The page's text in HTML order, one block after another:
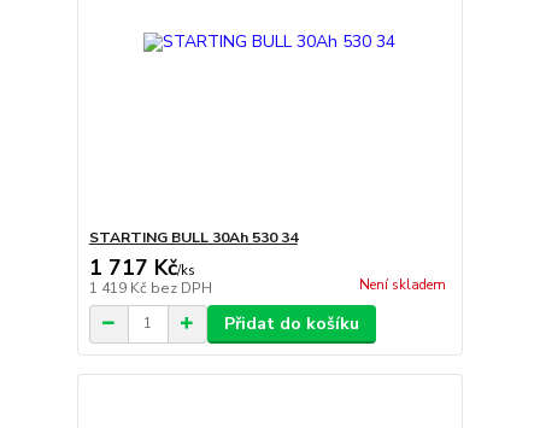
STARTING BULL 30Ah 530 34
1 717 Kč/ks
1 419 Kč bez DPH Není skladem
Přidat do košíku